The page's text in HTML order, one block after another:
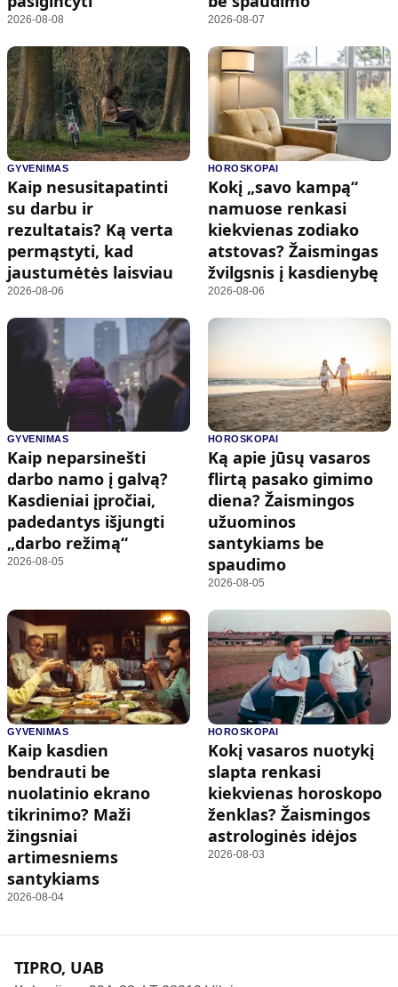
2026-08-08 2026-08-07
GYVENIMAS
Kaip nesusitapatinti
su darbu ir
rezultatais? Ką verta
permąstyti, kad
jaustumėtės laisviau
2026-08-06
HOROSKOPAI
Kokį „savo kampą“
namuose renkasi
kiekvienas zodiako
atstovas? Žaismingas
žvilgsnis į kasdienybę
2026-08-06
GYVENIMAS
Kaip neparsinešti
darbo namo į galvą?
Kasdieniai įpročiai,
padedantys išjungti
„darbo režimą“
2026-08-05
HOROSKOPAI
Ką apie jūsų vasaros
flirtą pasako gimimo
diena? Žaismingos
užuominos
santykiams be
spaudimo
2026-08-05
GYVENIMAS
Kaip kasdien
bendrauti be
nuolatinio ekrano
tikrinimo? Maži
žingsniai
artimesniems
santykiams
2026-08-04
HOROSKOPAI
Kokį vasaros nuotykį
slapta renkasi
kiekvienas horoskopo
ženklas? Žaismingos
astrologinės idėjos
2026-08-03
TIPRO, UAB